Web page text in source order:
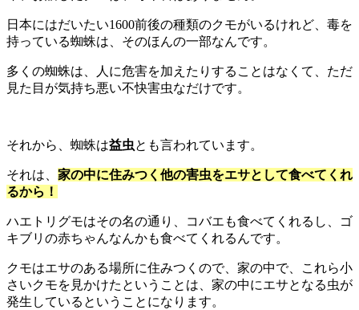
日本にはだいたい1600前後の種類のクモがいるけれど、毒を
持っている蜘蛛は、そのほんの一部なんです。
多くの蜘蛛は、人に危害を加えたりすることはなくて、ただ
見た目が気持ち悪い不快害虫なだけです。
それから、蜘蛛は益虫とも言われています。
それは、 家の中に住みつく他の害虫をエサとして食べてくれ
るから！
ハエトリグモはその名の通り、コバエも食べてくれるし、ゴ
キブリの赤ちゃんなんかも食べてくれるんです。
クモはエサのある場所に住みつくので、家の中で、これら小
さいクモを見かけたということは、家の中にエサとなる虫が
発生しているということになります。